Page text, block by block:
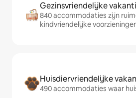
Gezinsvriendelijke
840 accommodaties zijn
kindvriendelijke
Huisdiervriendelijke
490 accommodaties waar